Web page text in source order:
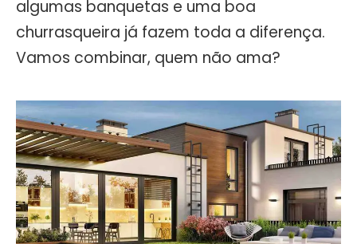
algumas banquetas e uma boa
churrasqueira já fazem toda a diferença.
Vamos combinar, quem não ama?